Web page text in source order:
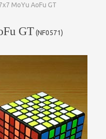
MoYu AoFu GT
GT(NF0571)